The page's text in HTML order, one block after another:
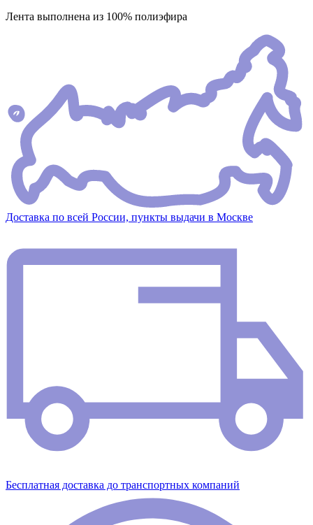
Лента выполнена из 100% полиэфира
Доставка по всей России, пункты выдачи в Москве
Бесплатная доставка до транспортных компаний